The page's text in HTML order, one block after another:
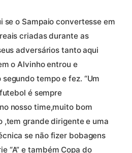
se o Sampaio convertesse em
criadas durante as
adversários tanto aqui
o Alvinho entrou e
tempo e fez. “Um
é sempre
nosso time,muito bom
,tem grande dirigente e uma
se não fizer bobagens
“A” e também Copa do